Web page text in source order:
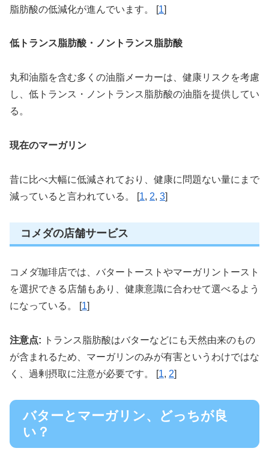
脂肪酸の低減化が進んでいます。 [1]
低トランス脂肪酸・ノントランス脂肪酸
丸和油脂を含む多くの油脂メーカーは、健康リスクを考慮
し、低トランス・ノントランス脂肪酸の油脂を提供してい
る。
現在のマーガリン
昔に比べ大幅に低減されており、健康に問題ない量にまで
減っていると言われている。 [1, 2, 3]
コメダの店舗サービス
コメダ珈琲店では、バタートーストやマーガリントースト
を選択できる店舗もあり、健康意識に合わせて選べるよう
になっている。 [1]
注意点: トランス脂肪酸はバターなどにも天然由来のもの
が含まれるため、マーガリンのみが有害というわけではな
く、過剰摂取に注意が必要です。 [1, 2]
バターとマーガリン、どっちが良
い？